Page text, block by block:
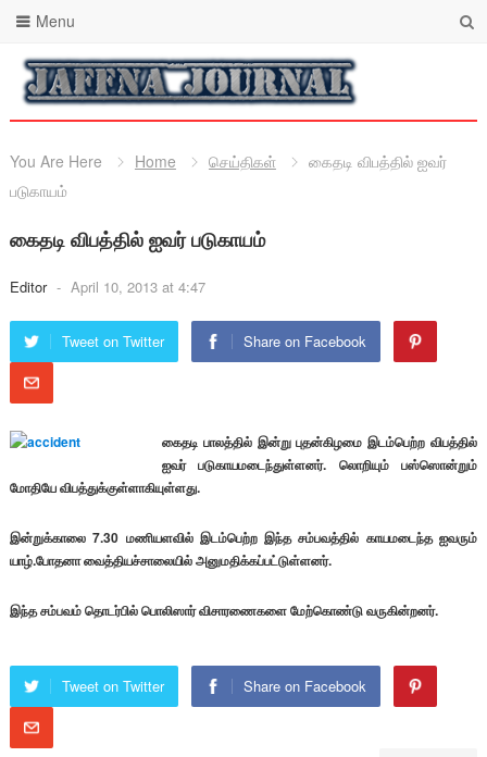
Menu
You Are Here Home செய்திகள்
கைதடி விபத்தில் ஐவர்
படுகாயம்
கைதடி விபத்தில் ஐவர் படுகாயம்
Editor - April 10, 2013 at 4:47
Tweet on Twitter Share on Facebook
கைதடி பாலத்தில் இன்று புதன்கிழமை இடம்பெற்ற விபத்தில்
ஐவர் படுகாயமடைந்துள்ளனர். லொறியும் பஸ்ஸொன்றும்
மோதியே விபத்துக்குள்ளாகியுள்ளது.
இன்றுக்காலை 7.30 மணியளவில் இடம்பெற்ற இந்த சம்பவத்தில் காயமடைந்த ஐவரும்
யாழ்.போதனா வைத்தியச்சாலையில் அனுமதிக்கப்பட்டுள்ளனர்.
இந்த சம்பவம் தொடர்பில் பொலிஸார் விசாரணைகளை மேற்கொண்டு வருகின்றனர்.
Tweet on Twitter Share on Facebook